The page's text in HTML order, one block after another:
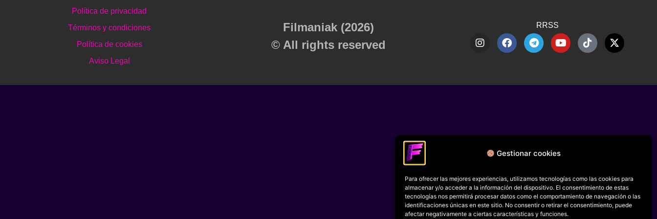
Gestionar cookies
Para ofrecer las mejores experiencias, utilizamos tecnologías como las cookies para
almacenar y/o acceder a la información del dispositivo. El consentimiento de estas
tecnologías nos permitirá procesar datos como el comportamiento de navegación o las
identificaciones únicas en este sitio. No consentir o retirar el consentimiento, puede
afectar negativamente a ciertas características y funciones.
Política de privacidad
Términos y condiciones
Política de cookies
Aviso Legal
Filmaniak (2026)
© All rights reserved
RRSS